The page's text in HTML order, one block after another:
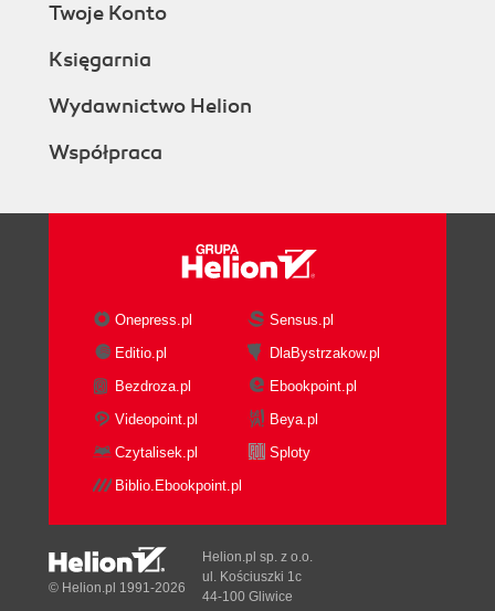
Twoje Konto
Księgarnia
Wydawnictwo Helion
Współpraca
Onepress.pl
Sensus.pl
Editio.pl
DlaBystrzakow.pl
Bezdroza.pl
Ebookpoint.pl
Videopoint.pl
Beya.pl
Czytalisek.pl
Sploty
Biblio.Ebookpoint.pl
© Helion.pl 1991-2026
Helion.pl sp. z o.o.
ul. Kościuszki 1c
44-100 Gliwice